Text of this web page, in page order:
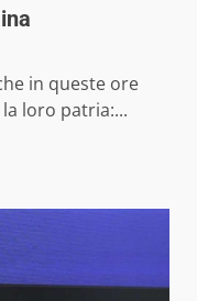
in queste ore
loro patria:...